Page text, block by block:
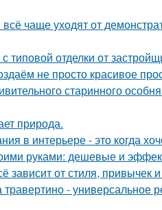
чаще уходят от
типовой отделки от
не просто красивое
старинного
природа.
в интерьере - это когда
руками: дешевые и
зависит от стиля, привычек
травертино -